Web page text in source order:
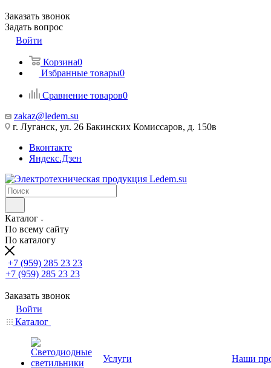
Заказать звонок
Задать вопрос
Войти
Корзина0
Избранные товары0
Сравнение товаров0
zakaz@ledem.su
г. Луганск, ул. 26 Бакинских Комиссаров, д. 150в
Вконтакте
Яндекс.Дзен
Каталог
По всему сайту
По каталогу
+7 (959) 285 23 23
+7 (959) 285 23 23
Заказать звонок
Войти
Каталог
Услуги
Наши